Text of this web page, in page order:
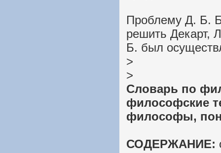
Проблему Д. Б.
решить Декарт,
Б. был
>
>
Словарь по
философские
философы,
СОДЕРЖАНИЕ: